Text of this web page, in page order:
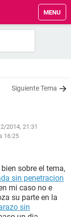
MENU
Siguiente Tema
2014, 21:31
16:25
sobre el tema,
sin penetracion
mi caso no e
su parte en la
sin